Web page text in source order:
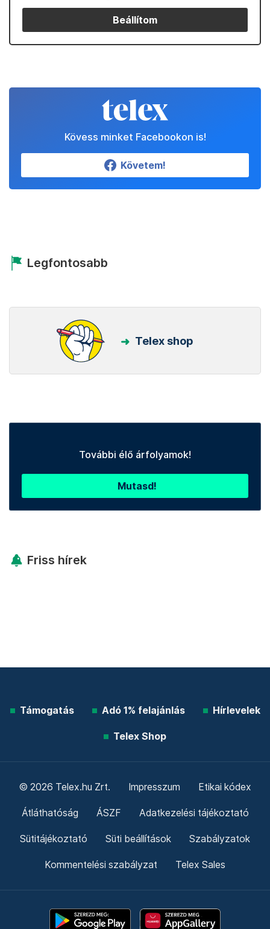
Beállítom
Kövess minket Facebookon is!
Követem!
Legfontosabb
Telex shop
További élő árfolyamok!
Mutasd!
Friss hírek
Támogatás Adó 1% felajánlás Hírlevelek
Telex Shop
© 2026 Telex.hu Zrt. Impresszum Etikai kódex
Átláthatóság ÁSZF Adatkezelési tájékoztató
Sütitájékoztató Süti beállítások Szabályzatok
Kommentelési szabályzat Telex Sales